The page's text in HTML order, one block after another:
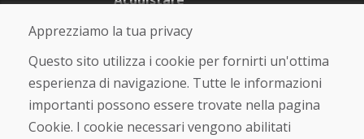
Negozio online
Termini e condizioni commerciali
Spedizione e pagamento
Reso e cambio merce
Protezione dei dati personali
Cookies
Apprezziamo la tua privacy
Questo sito utilizza i cookie per fornirti un'ottima
esperienza di navigazione. Tutte le informazioni
importanti possono essere trovate nella pagina
Cookie. I cookie necessari vengono abilitati